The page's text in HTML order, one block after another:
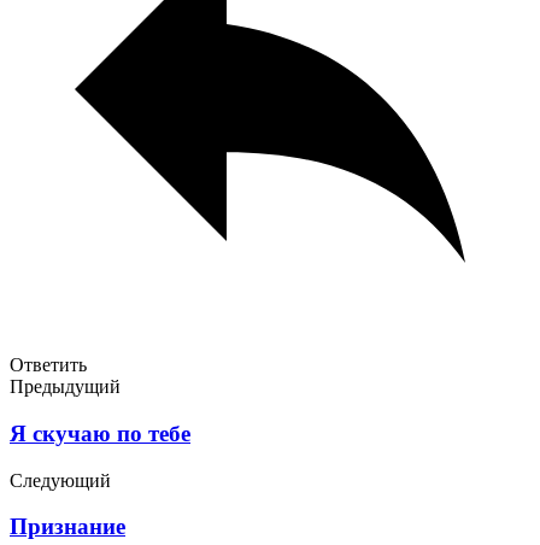
Ответить
Предыдущий
Я скучаю по тебе
Следующий
Признание